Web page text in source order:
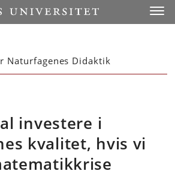
Naturfagenes Didaktik
investere i
kvalitet, hvis vi